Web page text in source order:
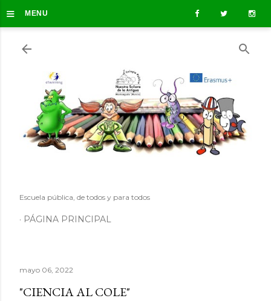
≡ MENU Ir al contenido principal
Escuela pública, de todos y para todos
PÁGINA PRINCIPAL
mayo 06, 2022
"CIENCIA AL COLE"